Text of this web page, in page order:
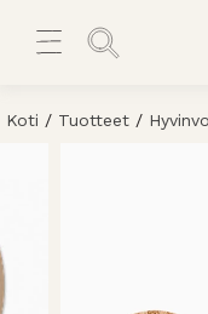
Koti / Tuotteet /